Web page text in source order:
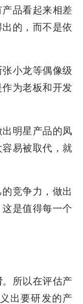
品看起来相差
的，而不是依
小龙等偶像级
为老板和开发
明星产品的凤
易被取代，就
竞争力，做出
是值得每一个
。所以在评估产
出要研发的产